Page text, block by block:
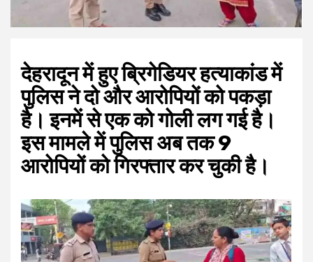
देहरादून में हुए ब्रिगेडियर हत्याकांड में
पुलिस ने दो और आरोपियों को पकड़ा
है। इनमें से एक को गोली लग गई है।
इस मामले में पुलिस अब तक 9
आरोपियों को गिरफ्तार कर चुकी है।